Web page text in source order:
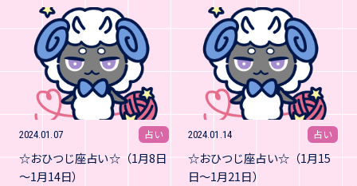
2024.01.07 占い
☆おひつじ座占い☆（1月8日
～1月14日）
2024.01.14 占い
☆おひつじ座占い☆（1月15
日～1月21日）